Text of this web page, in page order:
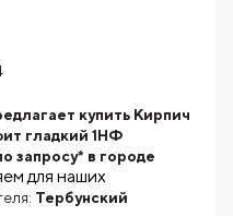
купить Кирпич
гладкий 1НФ
запросу* в городе
для наших
Тербунский